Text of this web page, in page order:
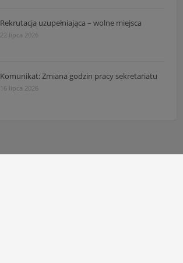
Rekrutacja uzupełniająca – wolne miejsca
22 lipca 2026
Komunikat: Zmiana godzin pracy sekretariatu
16 lipca 2026